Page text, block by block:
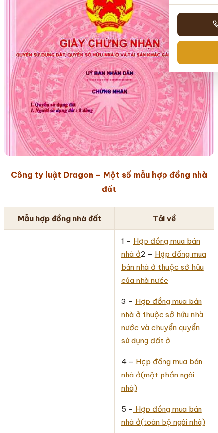
Công ty luật Dragon – Một số mẫu hợp đồng nhà
đất
Mẫu hợp đồng nhà đất Tải về
1 – Hợp đồng mua bán
nhà ở2 – Hợp đồng mua
bán nhà ở thuộc sở hữu
của nhà nước
3 – Hợp đồng mua bán
nhà ở thuộc sở hữu nhà
nước và chuyển quyển
sử dụng đất ở
4 – Hợp đồng mua bán
nhà ở(một phần ngôi
nhà)
5 – Hợp đồng mua bán
nhà ở(toàn bộ ngôi nhà)